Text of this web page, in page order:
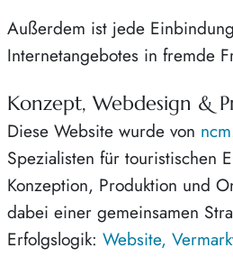
Außerdem ist jede
Internetangebotes in fremde
Konzept, Webdesign &
Diese Website wurde von
Spezialisten für touristischen
Konzeption, Produktion und
dabei einer gemeinsamen
Erfolgslogik: Website,